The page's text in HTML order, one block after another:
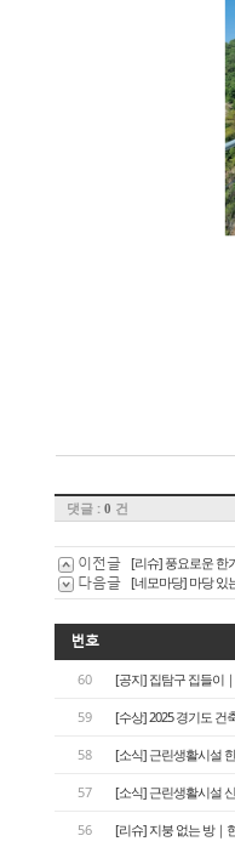
댓글 : 0 건
이전글 [리슈] 풍요로운 한
다음글 [네모마당] 마당 있
번호
60 [공지] 집탐구 집들이
59 [수상] 2025 경기도 건
58 [소식] 근린생활시설 한
57 [소식] 근린생활시설
56 [리슈] 지붕 없는 방｜